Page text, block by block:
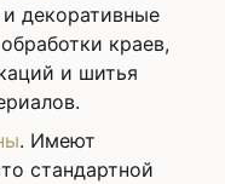
и декоративные
краев,
и шитья
. Имеют
стандартной